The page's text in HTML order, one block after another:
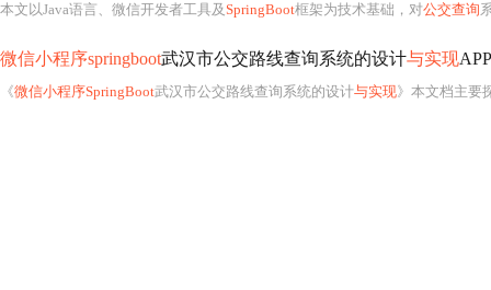
本文以Java语言、微信开发者工具及SpringBoot框架为技术基础，对公交查询
微信小程序springboot武汉市公交路线查询系统的设计与实现
《微信小程序SpringBoot武汉市公交路线查询系统的设计与实现》本文档主要